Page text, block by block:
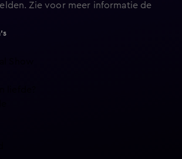
Zie voor meer informatie de